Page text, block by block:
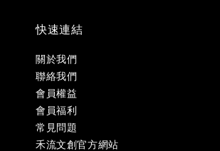
快速連結
關於我們
聯絡我們
會員權益
會員福利
常見問題
禾流文創官方網站